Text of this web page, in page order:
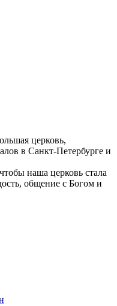
церковь,
в Санкт-Петербурге и
наша церковь стала
общение с Богом и